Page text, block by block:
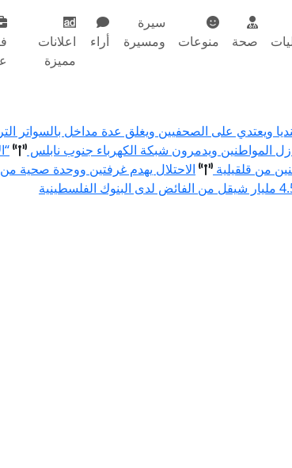
صحة منوعات
سيرة
ومسيرة
أراء
اعلانات
مميزة
ويعتدي على الصحفيين ويغلق عدة مداخل بالسواتر
المواطنين ويدمرون شبكة الكهرباء جنوب نابلس
من قلقيلية
الاحتلال يهدم غرفتين ووحدة صحية